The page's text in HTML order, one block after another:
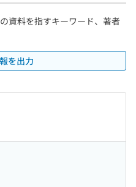
資料を指すキーワード、著者
を出力